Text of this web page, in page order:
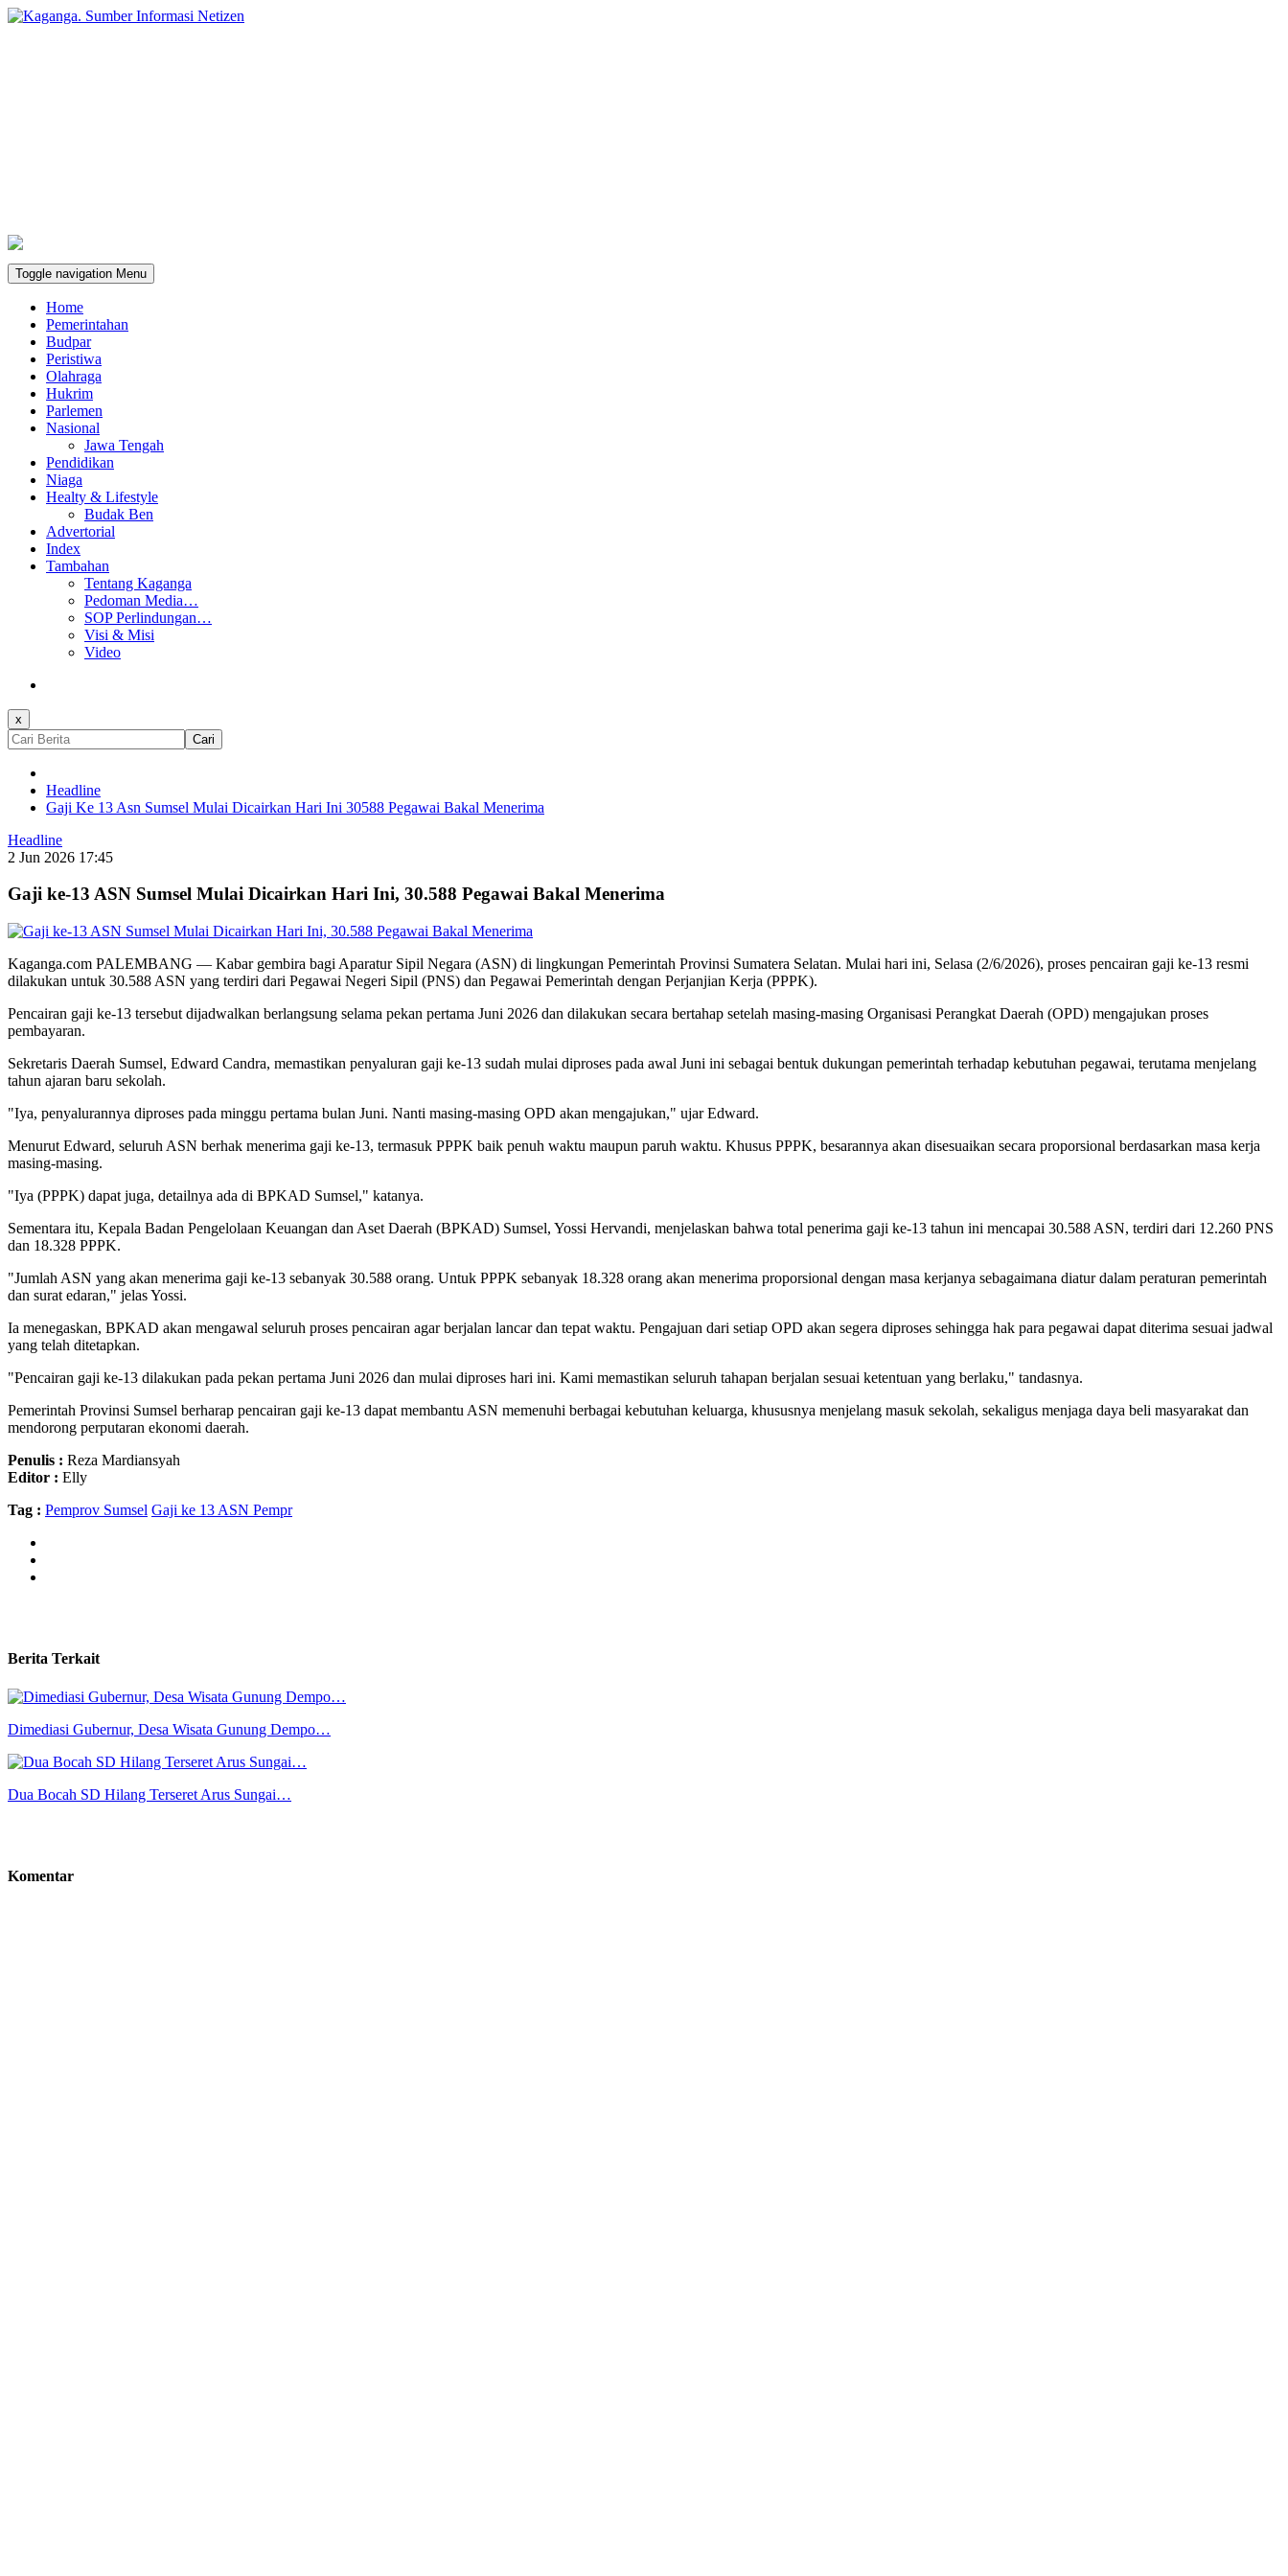
Toggle navigation Menu
Home
Pemerintahan
Budpar
Peristiwa
Olahraga
Hukrim
Parlemen
Nasional
Jawa Tengah
Pendidikan
Niaga
Healty & Lifestyle
Budak Ben
Advertorial
Index
Tambahan
Tentang Kaganga
Pedoman Media…
SOP Perlindungan…
Visi & Misi
Video
x
Cari
Headline
Gaji Ke 13 Asn Sumsel Mulai Dicairkan Hari Ini 30588 Pegawai Bakal Menerima
Headline
2 Jun 2026 17:45
Gaji ke-13 ASN Sumsel Mulai Dicairkan Hari Ini, 30.588 Pegawai Bakal Menerima
Kaganga.com PALEMBANG — Kabar gembira bagi Aparatur Sipil Negara (ASN) di lingkungan Pemerintah Provinsi Sumatera Selatan. Mulai hari ini, Selasa (2/6/2026), proses pencairan gaji ke-13 resmi
dilakukan untuk 30.588 ASN yang terdiri dari Pegawai Negeri Sipil (PNS) dan Pegawai Pemerintah dengan Perjanjian Kerja (PPPK).
Pencairan gaji ke-13 tersebut dijadwalkan berlangsung selama pekan pertama Juni 2026 dan dilakukan secara bertahap setelah masing-masing Organisasi Perangkat Daerah (OPD) mengajukan proses
pembayaran.
Sekretaris Daerah Sumsel, Edward Candra, memastikan penyaluran gaji ke-13 sudah mulai diproses pada awal Juni ini sebagai bentuk dukungan pemerintah terhadap kebutuhan pegawai, terutama menjelang
tahun ajaran baru sekolah.
"Iya, penyalurannya diproses pada minggu pertama bulan Juni. Nanti masing-masing OPD akan mengajukan," ujar Edward.
Menurut Edward, seluruh ASN berhak menerima gaji ke-13, termasuk PPPK baik penuh waktu maupun paruh waktu. Khusus PPPK, besarannya akan disesuaikan secara proporsional berdasarkan masa kerja
masing-masing.
"Iya (PPPK) dapat juga, detailnya ada di BPKAD Sumsel," katanya.
Sementara itu, Kepala Badan Pengelolaan Keuangan dan Aset Daerah (BPKAD) Sumsel, Yossi Hervandi, menjelaskan bahwa total penerima gaji ke-13 tahun ini mencapai 30.588 ASN, terdiri dari 12.260 PNS
dan 18.328 PPPK.
"Jumlah ASN yang akan menerima gaji ke-13 sebanyak 30.588 orang. Untuk PPPK sebanyak 18.328 orang akan menerima proporsional dengan masa kerjanya sebagaimana diatur dalam peraturan pemerintah
dan surat edaran," jelas Yossi.
Ia menegaskan, BPKAD akan mengawal seluruh proses pencairan agar berjalan lancar dan tepat waktu. Pengajuan dari setiap OPD akan segera diproses sehingga hak para pegawai dapat diterima sesuai jadwal
yang telah ditetapkan.
"Pencairan gaji ke-13 dilakukan pada pekan pertama Juni 2026 dan mulai diproses hari ini. Kami memastikan seluruh tahapan berjalan sesuai ketentuan yang berlaku," tandasnya.
Pemerintah Provinsi Sumsel berharap pencairan gaji ke-13 dapat membantu ASN memenuhi berbagai kebutuhan keluarga, khususnya menjelang masuk sekolah, sekaligus menjaga daya beli masyarakat dan
mendorong perputaran ekonomi daerah.
Penulis : Reza Mardiansyah
Editor : Elly
Tag : Pemprov Sumsel Gaji ke 13 ASN Pempr
Berita Terkait
Dimediasi Gubernur, Desa Wisata Gunung Dempo…
Dua Bocah SD Hilang Terseret Arus Sungai…
Komentar